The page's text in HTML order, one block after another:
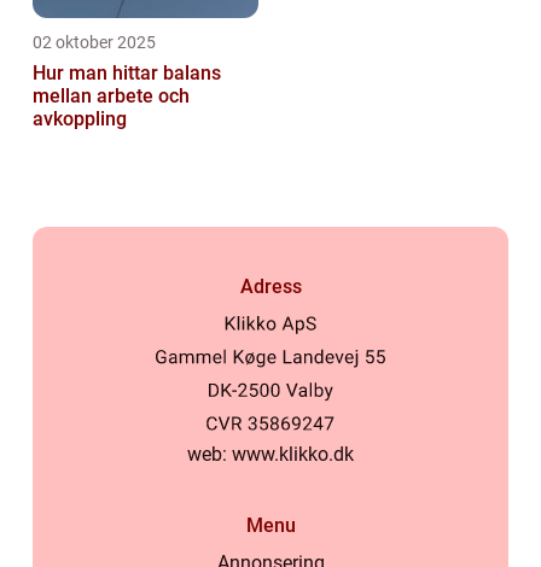
02 oktober 2025
Hur man hittar balans
mellan arbete och
avkoppling
Adress
web: www.klikko.dk
Menu